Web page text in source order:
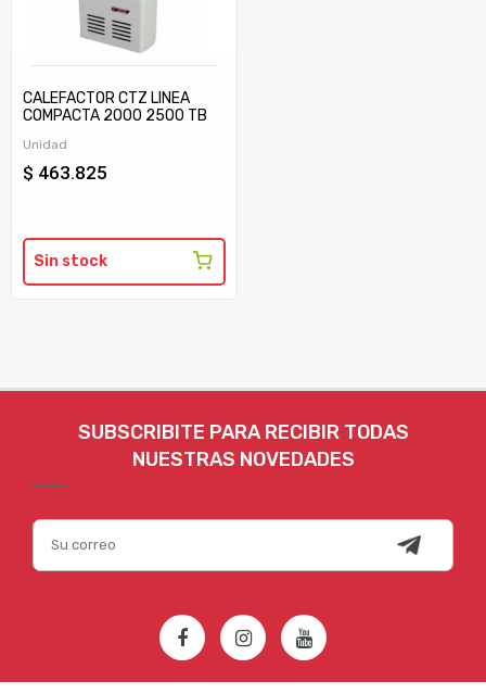
CALEFACTOR CTZ LINEA
COMPACTA 2000 2500 TB
Unidad
$ 463.825
Sin stock
SUBSCRIBITE PARA RECIBIR TODAS
NUESTRAS NOVEDADES